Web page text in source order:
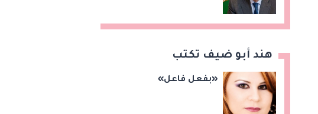
هرمز
هند أبو ضيف تكتب
«بفعل فاعل»